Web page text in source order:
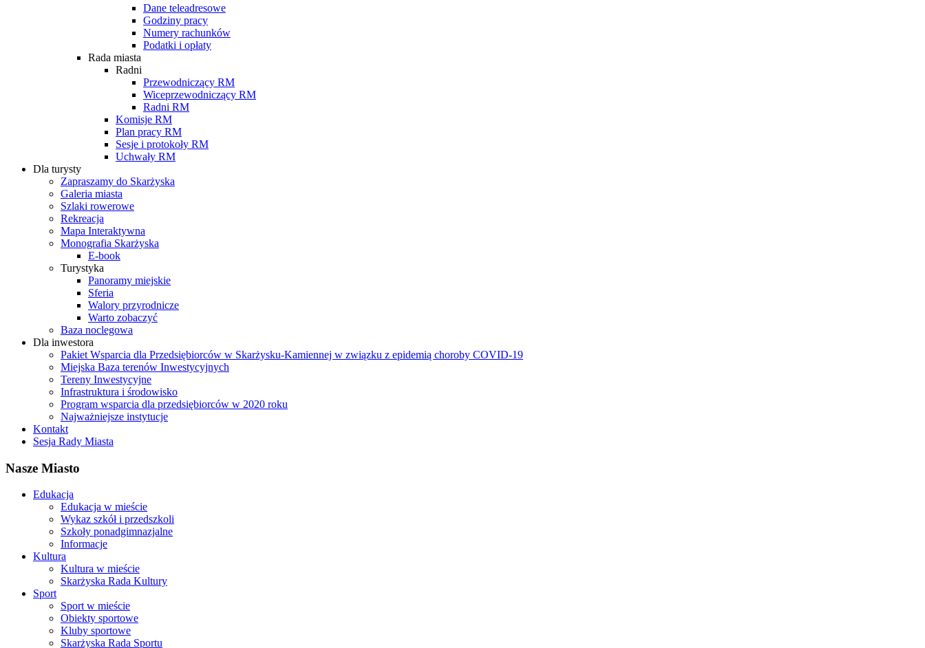
Dane teleadresowe
Godziny pracy
Numery rachunków
Podatki i opłaty
Rada miasta
Radni
Przewodniczący RM
Wiceprzewodniczący RM
Radni RM
Komisje RM
Plan pracy RM
Sesje i protokoły RM
Uchwały RM
Dla turysty
Zapraszamy do Skarżyska
Galeria miasta
Szlaki rowerowe
Rekreacja
Mapa Interaktywna
Monografia Skarżyska
E-book
Turystyka
Panoramy miejskie
Sferia
Walory przyrodnicze
Warto zobaczyć
Baza noclegowa
Dla inwestora
Pakiet Wsparcia dla Przedsiębiorców w Skarżysku-Kamiennej w związku z epidemią choroby COVID-19
Miejska Baza terenów Inwestycyjnych
Tereny Inwestycyjne
Infrastruktura i środowisko
Program wsparcia dla przedsiębiorców w 2020 roku
Najważniejsze instytucje
Kontakt
Sesja Rady Miasta
Nasze Miasto
Edukacja
Edukacja w mieście
Wykaz szkół i przedszkoli
Szkoły ponadgimnazjalne
Informacje
Kultura
Kultura w mieście
Skarżyska Rada Kultury
Sport
Sport w mieście
Obiekty sportowe
Kluby sportowe
Skarżyska Rada Sportu